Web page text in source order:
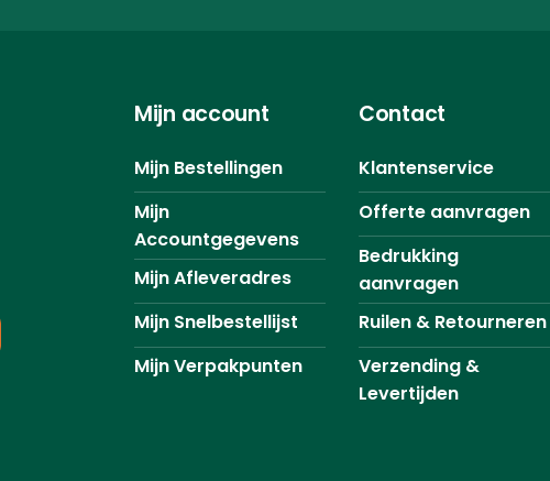
Mijn account
Mijn Bestellingen
Mijn
Accountgegevens
Mijn Afleveradres
Mijn Snelbestellijst
Mijn Verpakpunten
Contact
Klantenservice
Offerte aanvragen
Bedrukking
aanvragen
Ruilen & Retourneren
Verzending &
Levertijden